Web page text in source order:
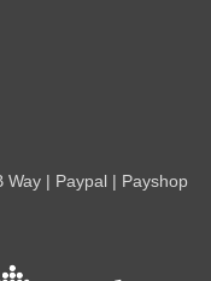
| Paypal | Payshop